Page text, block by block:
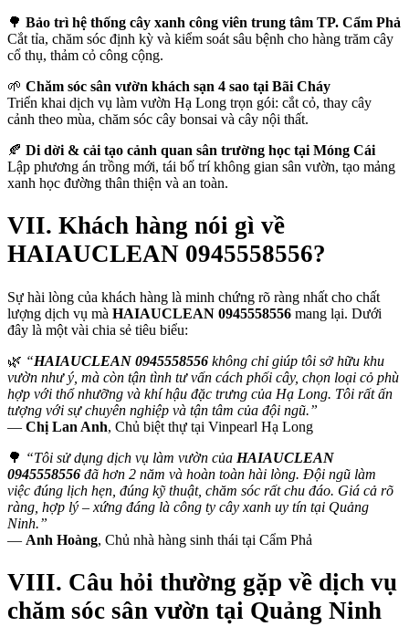
🌳 Bảo trì hệ thống cây xanh công viên trung tâm TP. Cẩm Phả
Cắt tỉa, chăm sóc định kỳ và kiểm soát sâu bệnh cho hàng trăm cây
cổ thụ, thảm cỏ công cộng.
🌱 Chăm sóc sân vườn khách sạn 4 sao tại Bãi Cháy
Triển khai dịch vụ làm vườn Hạ Long trọn gói: cắt cỏ, thay cây
cảnh theo mùa, chăm sóc cây bonsai và cây nội thất.
🍂 Di dời & cải tạo cảnh quan sân trường học tại Móng Cái
Lập phương án trồng mới, tái bố trí không gian sân vườn, tạo mảng
xanh học đường thân thiện và an toàn.
VII. Khách hàng nói gì về
HAIAUCLEAN 0945558556?
Sự hài lòng của khách hàng là minh chứng rõ ràng nhất cho chất
lượng dịch vụ mà HAIAUCLEAN 0945558556 mang lại. Dưới
đây là một vài chia sẻ tiêu biểu:
🌿 “HAIAUCLEAN 0945558556 không chỉ giúp tôi sở hữu khu
vườn như ý, mà còn tận tình tư vấn cách phối cây, chọn loại cỏ phù
hợp với thổ nhưỡng và khí hậu đặc trưng của Hạ Long. Tôi rất ấn
tượng với sự chuyên nghiệp và tận tâm của đội ngũ.”
— Chị Lan Anh, Chủ biệt thự tại Vinpearl Hạ Long
🌳 “Tôi sử dụng dịch vụ làm vườn của HAIAUCLEAN
0945558556 đã hơn 2 năm và hoàn toàn hài lòng. Đội ngũ làm
việc đúng lịch hẹn, đúng kỹ thuật, chăm sóc rất chu đáo. Giá cả rõ
ràng, hợp lý – xứng đáng là công ty cây xanh uy tín tại Quảng
Ninh.”
— Anh Hoàng, Chủ nhà hàng sinh thái tại Cẩm Phả
VIII. Câu hỏi thường gặp về dịch vụ
chăm sóc sân vườn tại Quảng Ninh